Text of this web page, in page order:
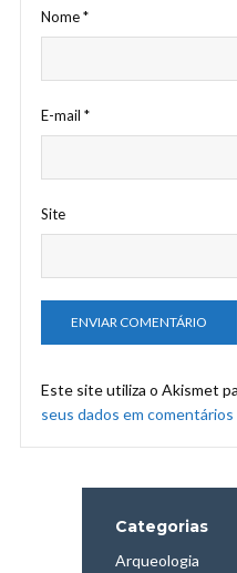
Nome*
E-mail *
Site
Este site utiliza o Akismet
seus dados em
Categorias
Arqueologia